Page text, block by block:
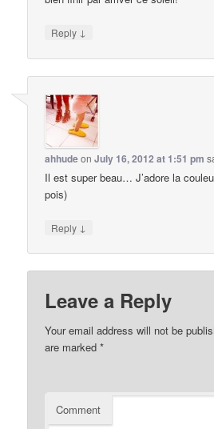
Reply ↓
ahhudeonJuly 16, 2012 at 1:51 pm
Il est super beau… J’adore la
pois)
Reply ↓
Leave a Reply
Your email address will not be
are marked*
Comment